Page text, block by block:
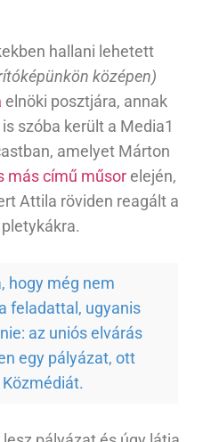
hallani lehetett
középen)
elnöki posztjára, annak
szóba került a Media1
amelyet Márton
más című műsor elején,
Attila röviden reagált a
hogy még nem
feladattal, ugyanis
az uniós elvárás
egy pályázat, ott